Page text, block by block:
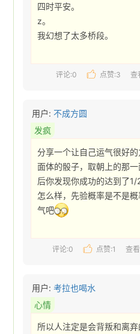
四时平安。
z。
我幻想了太多桥段。
评论:0 点赞:3 查
用户: 不成方圆
发疯
分享一个让自己运气很好
面体的骰子，取朝上的那
后你发现你成功的达到了1/
怎么样，先验概率是不是
气吧
评论:0 点赞:1 查
用户:考拉也喝水
心情
所以人注定是会背叛和离